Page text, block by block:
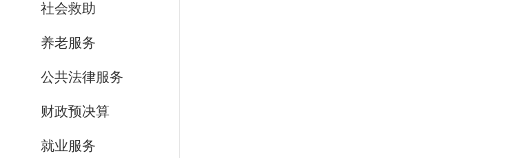
社会救助
养老服务
公共法律服务
财政预决算
就业服务